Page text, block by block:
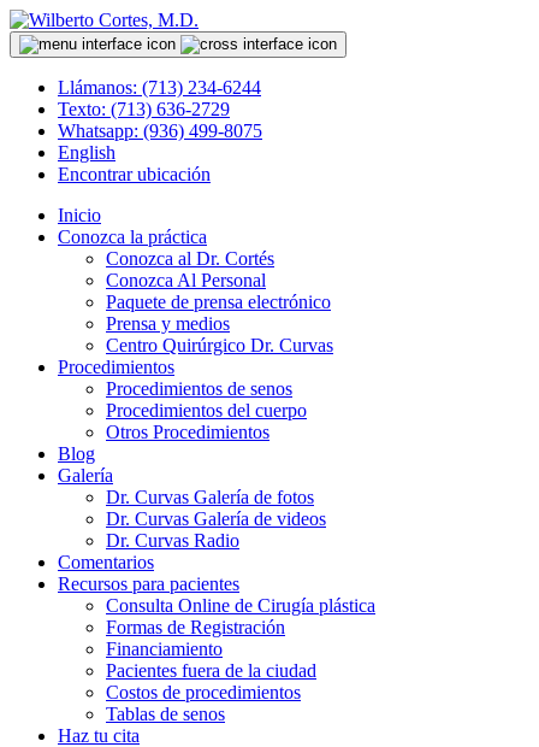
Llámanos: (713) 234-6244
Texto: (713) 636-2729
Whatsapp: (936) 499-8075
English
Encontrar ubicación
Inicio
Conozca la práctica
Conozca al Dr. Cortés
Conozca Al Personal
Paquete de prensa electrónico
Prensa y medios
Centro Quirúrgico Dr. Curvas
Procedimientos
Procedimientos de senos
Procedimientos del cuerpo
Otros Procedimientos
Blog
Galería
Dr. Curvas Galería de fotos
Dr. Curvas Galería de videos
Dr. Curvas Radio
Comentarios
Recursos para pacientes
Consulta Online de Cirugía plástica
Formas de Registración
Financiamiento
Pacientes fuera de la ciudad
Costos de procedimientos
Tablas de senos
Haz tu cita